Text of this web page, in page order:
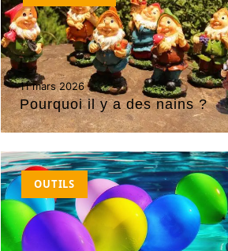
11 mars 2026
Pourquoi il y a des nains ?
OUTILS